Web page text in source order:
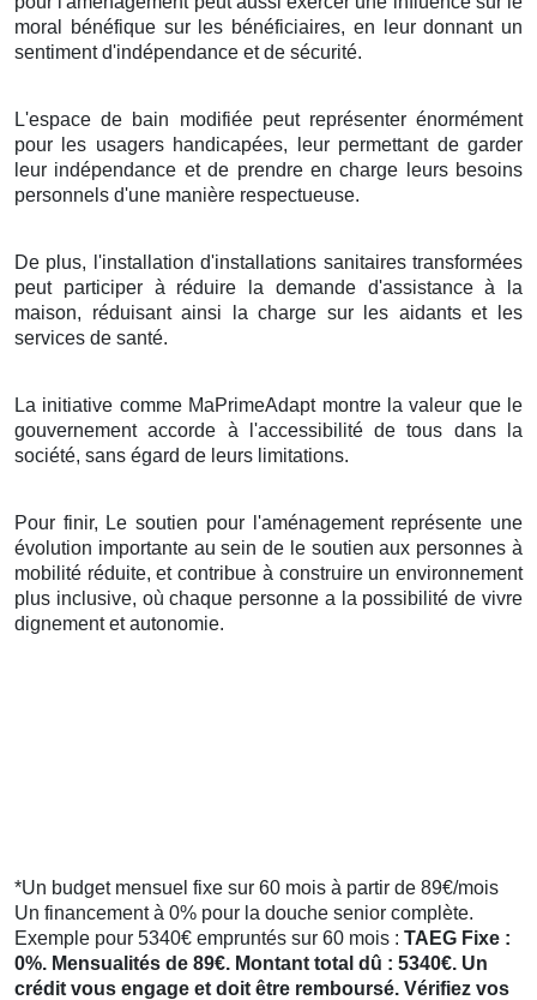
moral bénéfique sur les bénéficiaires, en leur donnant un
sentiment d'indépendance et de sécurité.
L'espace de bain modifiée peut représenter énormément
pour les usagers handicapées, leur permettant de garder
leur indépendance et de prendre en charge leurs besoins
personnels d'une manière respectueuse.
De plus, l'installation d'installations sanitaires transformées
peut participer à réduire la demande d'assistance à la
maison, réduisant ainsi la charge sur les aidants et les
services de santé.
La initiative comme MaPrimeAdapt montre la valeur que le
gouvernement accorde à l'accessibilité de tous dans la
société, sans égard de leurs limitations.
Pour finir, Le soutien pour l'aménagement représente une
évolution importante au sein de le soutien aux personnes à
mobilité réduite, et contribue à construire un environnement
plus inclusive, où chaque personne a la possibilité de vivre
dignement et autonomie.
*Un budget mensuel fixe sur 60 mois à partir de 89€/mois
Un financement à 0% pour la douche senior complète.
Exemple pour 5340€ empruntés sur 60 mois : TAEG Fixe :
0%. Mensualités de 89€. Montant total dû : 5340€. Un
crédit vous engage et doit être remboursé. Vérifiez vos